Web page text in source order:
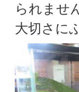
られませ
大切さに